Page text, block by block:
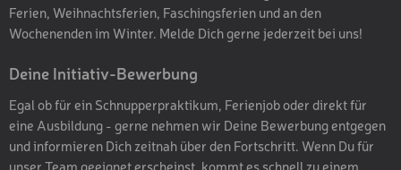
Ferien, Weihnachtsferien, Faschingsferien und an den
Wochenenden im Winter. Melde Dich gerne jederzeit bei uns!
Deine Initiativ-Bewerbung
Egal ob für ein Schnupperpraktikum, Ferienjob oder direkt für
eine Ausbildung - gerne nehmen wir Deine Bewerbung entgegen
und informieren Dich zeitnah über den Fortschritt. Wenn Du für
unser Team geeignet erscheinst, kommt es schnell zu einem